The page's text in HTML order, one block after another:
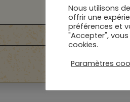
Révision
Nous utilisons
offrir une
préférences et
"Accepter",
cookies.
Paramètres